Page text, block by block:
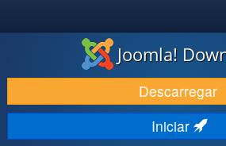
DESCARREGAR E EVOLUIR
DESCOBRIR E APRENDER
COMUNIDADE E SUPORTE
Joomla!
Descarregar
Iniciar